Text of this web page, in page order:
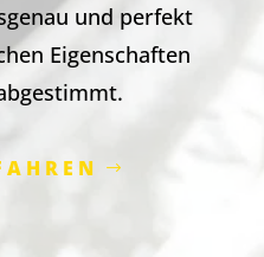
und perfekt
Eigenschaften